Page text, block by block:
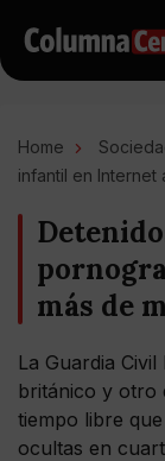
Home
infantil en Internet
más de
La Guardia
británico y otro
tiempo libre
ocultas en